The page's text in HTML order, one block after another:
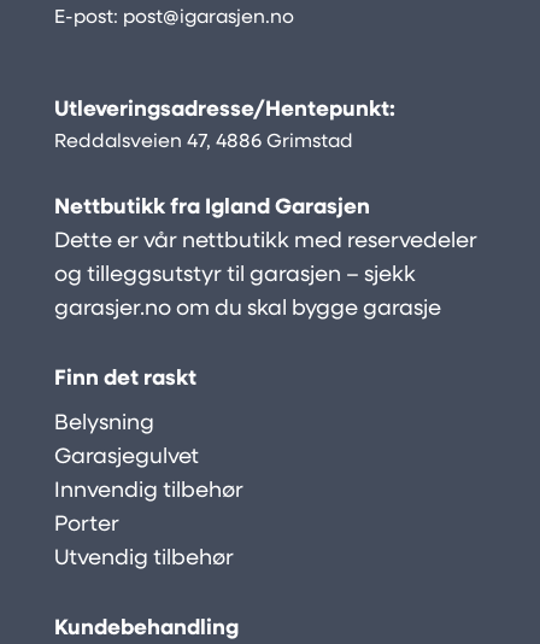
E-post: post@igarasjen.no
Utleveringsadresse/Hentepunkt:
Reddalsveien 47, 4886 Grimstad
Nettbutikk fra Igland Garasjen
Dette er vår nettbutikk med reservedeler
og tilleggsutstyr til garasjen – sjekk
garasjer.noom du skal bygge garasje
Finn det raskt
Belysning
Garasjegulvet
Innvendig tilbehør
Porter
Utvendig tilbehør
Kundebehandling